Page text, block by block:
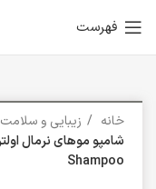
فهرست
خانه
زیبایی و سلامت
Shampoo